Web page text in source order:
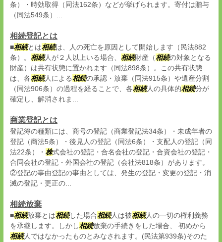
条）・時効取得（同法162条）などが挙げられます。寄付は贈与
（同法549条）...
相続登記とは
■相続とは相続は、人の死亡を原因として開始します（民法882
条）。 相続人が２人以上いる場合、 相続財産（相続の対象となる
財産）は共有状態に置かれます（同法898条）。この共有状態
は、各相続人による相続の承認・放棄（同法915条）や遺産分割
（同法906条）の過程を経ることで、各相続人の具体的相続分が
確定し、解消されま...
商業登記とは
登記簿の種類には、商号の登記（商業登記法34条）・未成年者の
登記（商法5条）・後見人の登記（同法6条）・支配人の登記（同
法22条）・ 株式会社の登記・合名会社の登記・合資会社の登記・
合同会社の登記・外国会社の登記（会社法818条）があります。
②登記の事由登記の事由としては、発生の登記・変更の登記・消
滅の登記・更正の...
相続放棄
■相続放棄とは相続した場合相続人は被相続人の一切の権利義務
を承継します。しかし相続放棄の手続きをした場合、 初めから
相続人ではなかったものとみなされます。(民法第939条)そのた